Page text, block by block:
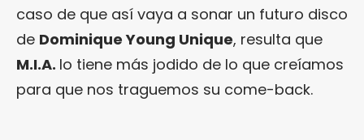
caso de que así vaya a sonar un futuro disco
de Dominique Young Unique, resulta que
M.I.A. lo tiene más jodido de lo que creíamos
para que nos traguemos su come-back.